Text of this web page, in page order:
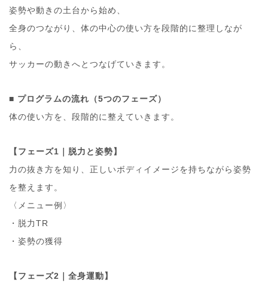
姿勢や動きの土台から始め、
全身のつながり、体の中心の使い方を段階的に整理しなが
ら、
サッカーの動きへとつなげていきます。
■ プログラムの流れ（5つのフェーズ）
体の使い方を、段階的に整えていきます。
【フェーズ1｜脱力と姿勢】
力の抜き方を知り、正しいボディイメージを持ちながら姿勢
を整えます。
〈メニュー例〉
・脱力TR
・姿勢の獲得
【フェーズ2｜全身運動】